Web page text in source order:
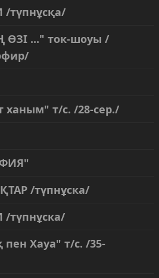
түпнұсқа/
ӨЗІ ..." ток-шоуы /
ханым" т/с. /28-сер./
/түпнұска/
түпнұска/
пен Хауа" т/с. /35-